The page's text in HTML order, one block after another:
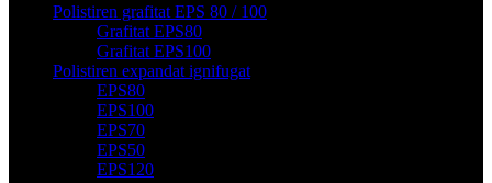
Polistiren grafitat EPS 80 / 100
Grafitat EPS80
Grafitat EPS100
Polistiren expandat ignifugat
EPS80
EPS100
EPS70
EPS50
EPS120